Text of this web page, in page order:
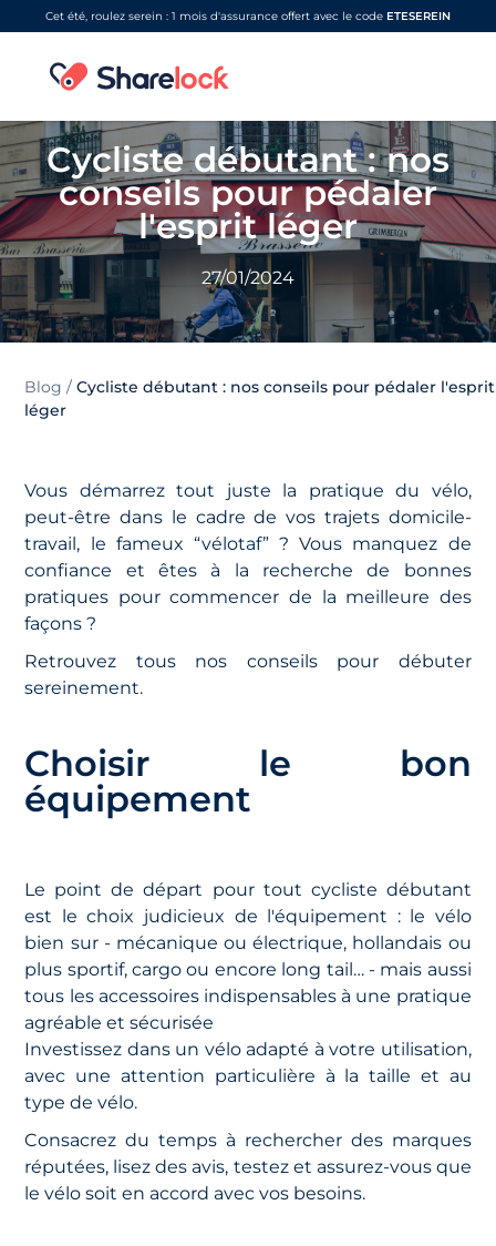
Cet été, roulez serein : 1 mois d'assurance offert avec le code ETESEREIN
Cycliste débutant : nos
conseils pour pédaler
l'esprit léger
27/01/2024
Blog /Cycliste débutant : nos conseils pour pédaler l'esprit
léger
Vous démarrez tout juste la pratique du vélo,
peut-être dans le cadre de vos trajets domicile-
travail, le fameux “vélotaf” ? Vous manquez de
confiance et êtes à la recherche de bonnes
pratiques pour commencer de la meilleure des
façons ?
Retrouvez tous nos conseils pour débuter
sereinement.
Choisir le bon
équipement
Le point de départ pour tout cycliste débutant
est le choix judicieux de l'équipement : le vélo
bien sur - mécanique ou électrique, hollandais ou
plus sportif, cargo ou encore long tail… - mais aussi
tous les accessoires indispensables à une pratique
agréable et sécurisée
Investissez dans un vélo adapté à votre utilisation,
avec une attention particulière à la taille et au
type de vélo.
Consacrez du temps à rechercher des marques
réputées, lisez des avis, testez et assurez-vous que
le vélo soit en accord avec vos besoins.